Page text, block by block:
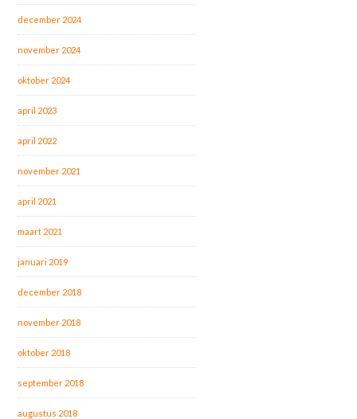
december 2024
november 2024
oktober 2024
april 2023
april 2022
november 2021
april 2021
maart 2021
januari 2019
december 2018
november 2018
oktober 2018
september 2018
augustus 2018